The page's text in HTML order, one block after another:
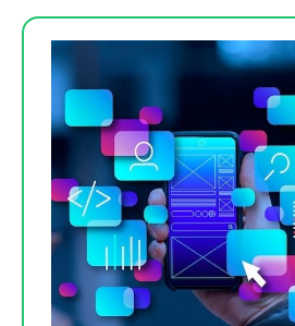
Перейти
содержимому